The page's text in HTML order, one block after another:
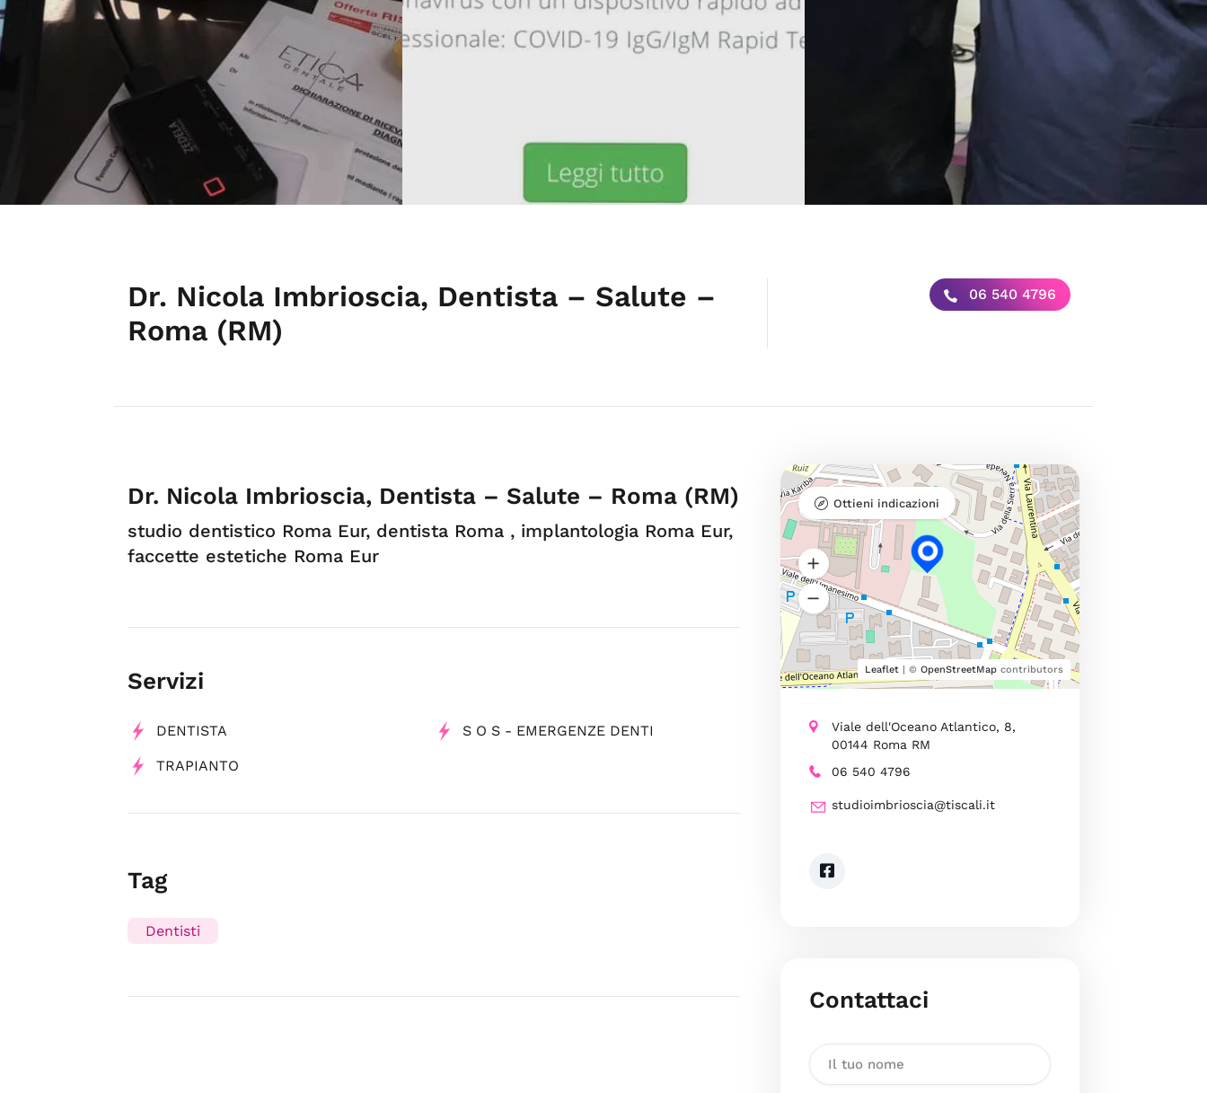
Dr. Nicola Imbrioscia, Dentista – Salute –
Roma (RM)
06 540 4796
Dr. Nicola Imbrioscia, Dentista – Salute – Roma (RM)
studio dentistico Roma Eur, dentista Roma , implantologia Roma Eur,
faccette estetiche Roma Eur
Servizi
DENTISTA S O S - EMERGENZE DENTI
TRAPIANTO
Tag
Dentisti
Leaflet| © OpenStreetMapcontributors
Ottieni indicazioni
Viale dell'Oceano Atlantico, 8,
00144 Roma RM
06 540 4796
studioimbrioscia@tiscali.it
Contattaci